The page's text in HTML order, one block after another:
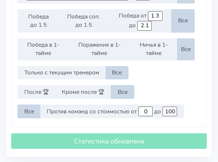
Победа
до 1.5
Победа соп.
до 1.5
Победа от
до
Все
Победа в 1-
тайме
Поражение в 1-
тайме
Ничья в 1-
тайме
Все
Только с текущим тренером Все
После 🏆 Кроме после 🏆 Все
Все Против команд со стоимостью от до
Статистика обновлена